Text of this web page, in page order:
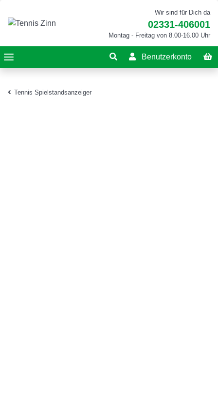
Wir sind für Dich da
02331-406001
Montag - Freitag von 8.00-16.00 Uhr
Benutzerkonto
Tennis Spielstandsanzeiger